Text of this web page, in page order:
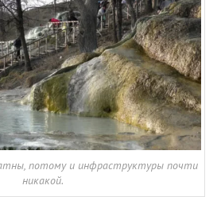
потому и инфраструктуры почти
никакой.